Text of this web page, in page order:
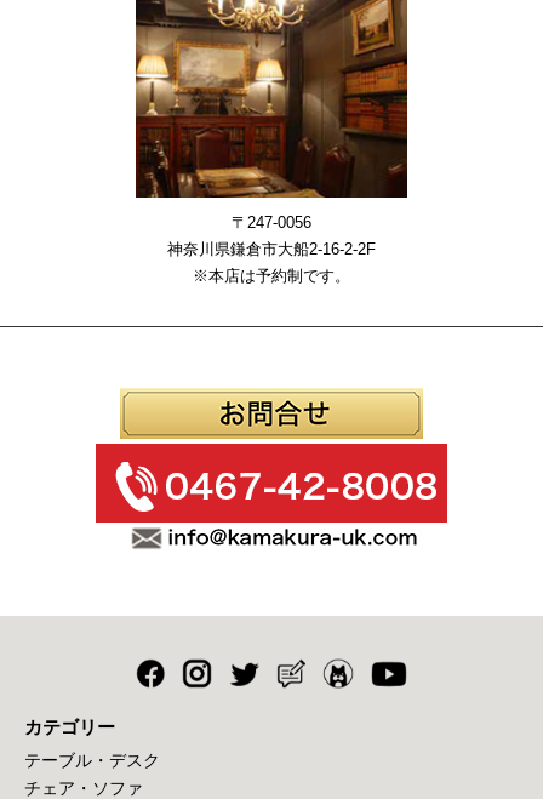
〒247-0056
神奈川県鎌倉市大船2-16-2-2F
※本店は予約制です。
カテゴリー
テーブル・デスク
チェア・ソファ